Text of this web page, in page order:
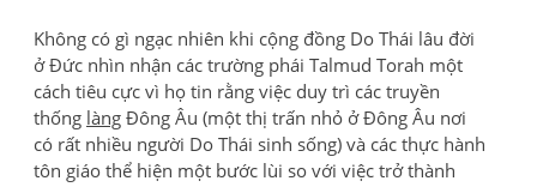
Không có gì ngạc nhiên khi cộng đồng Do Thái lâu đời
ở Đức nhìn nhận các trường phái Talmud Torah một
cách tiêu cực vì họ tin rằng việc duy trì các truyền
thống làng Đông Âu (một thị trấn nhỏ ở Đông Âu nơi
có rất nhiều người Do Thái sinh sống) và các thực hành
tôn giáo thể hiện một bước lùi so với việc trở thành